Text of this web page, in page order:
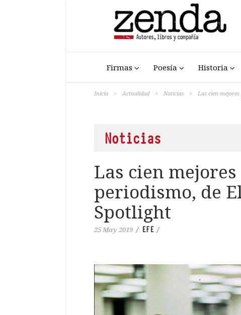
Firmas Poesía Historia
Inicio > Actualidad > Noticias > Las cien
Noticias
Las cien
periodismo, de
Spotlight
25 May 2019 / EFE /